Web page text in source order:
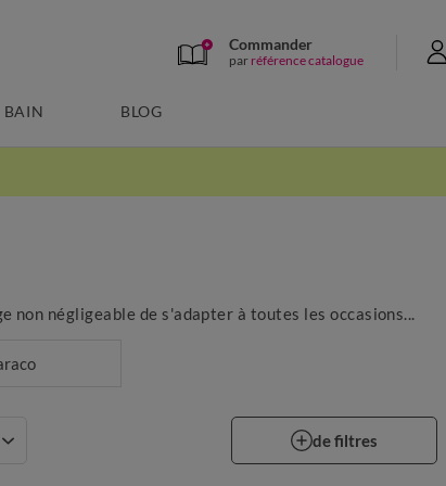
Commander
par référence catalogue
BAIN BLOG
négligeable de s'adapter à toutes les occasions...
de filtres